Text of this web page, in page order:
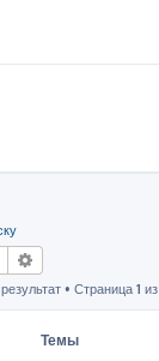
Поиск
• Страница 1 из
Темы